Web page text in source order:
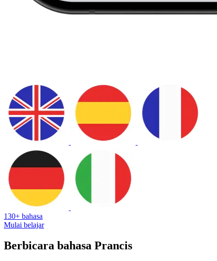
130+ bahasa
Mulai belajar
Berbicara bahasa Prancis